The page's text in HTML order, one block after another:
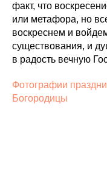
факт, что
или метафора, но
воскреснем и
существования, и
в радость вечную
Фотографии
Богородицы